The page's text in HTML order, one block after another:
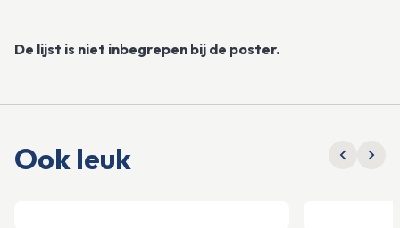
De lijst is niet inbegrepen bij de poster.
Ook leuk